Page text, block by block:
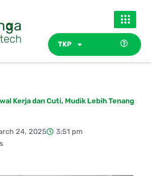
TKP
Kerja dan Cuti, Mudik Lebih Tenang
24, 2025
3:51 pm